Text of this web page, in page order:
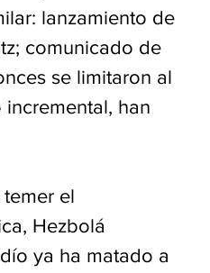
lanzamiento de
comunicado de
se limitaron al
han
el
Hezbolá
ya ha matado a